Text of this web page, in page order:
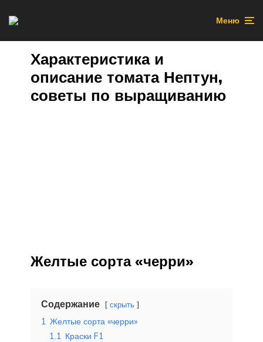
Меню
Характеристика и
описание томата Нептун,
советы по выращиванию
Желтые сорта «черри»
Содержание скрыть
1 Желтые сорта «черри»
1.1 Краски F1